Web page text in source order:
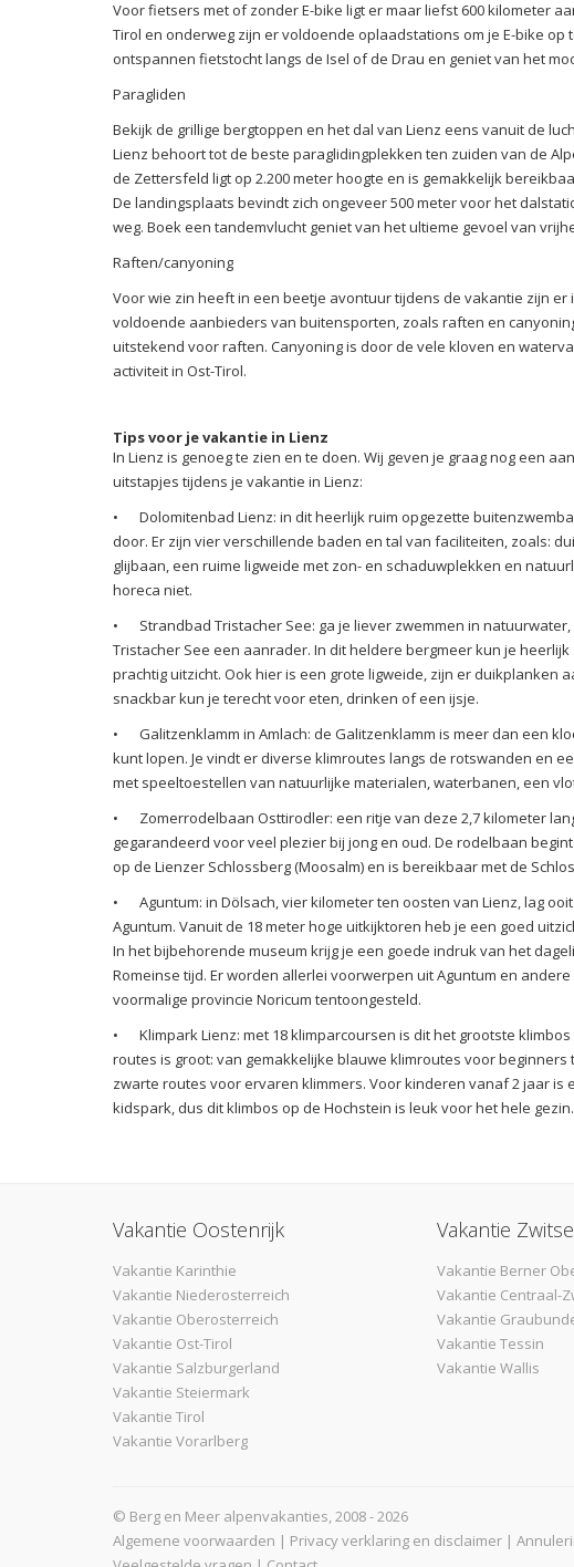
Voor fietsers met of zonder E-bike ligt er maar liefst 600 kilometer
Tirol en onderweg zijn er voldoende oplaadstations om je E-bike op
ontspannen fietstocht langs de Isel of de Drau en geniet van het
Paragliden
Bekijk de grillige bergtoppen en het dal van Lienz eens vanuit de
Lienz behoort tot de beste paraglidingplekken ten zuiden van de
de Zettersfeld ligt op 2.200 meter hoogte en is gemakkelijk
De landingsplaats bevindt zich ongeveer 500 meter voor het
weg. Boek een tandemvlucht geniet van het ultieme gevoel van
Raften/canyoning
Voor wie zin heeft in een beetje avontuur tijdens de vakantie zijn er
voldoende aanbieders van buitensporten, zoals raften en
uitstekend voor raften. Canyoning is door de vele kloven en
activiteit in Ost-Tirol.
Tips voor je vakantie in Lienz
In Lienz is genoeg te zien en te doen. Wij geven je graag nog een
uitstapjes tijdens je vakantie in Lienz:
•
Dolomitenbad Lienz: in dit heerlijk ruim opgezette
door. Er zijn vier verschillende baden en tal van faciliteiten, zoals:
glijbaan, een ruime ligweide met zon- en schaduwplekken en
horeca niet.
•
Strandbad Tristacher See: ga je liever zwemmen in
Tristacher See een aanrader. In dit heldere bergmeer kun je heerlijk
prachtig uitzicht. Ook hier is een grote ligweide, zijn er duikplanken
snackbar kun je terecht voor eten, drinken of een ijsje.
•
Galitzenklamm in Amlach: de Galitzenklamm is meer dan een
kunt lopen. Je vindt er diverse klimroutes langs de rotswanden en
met speeltoestellen van natuurlijke materialen, waterbanen, een
•
Zomerrodelbaan Osttirodler: een ritje van deze 2,7 kilometer
gegarandeerd voor veel plezier bij jong en oud. De rodelbaan
op de Lienzer Schlossberg (Moosalm) en is bereikbaar met de
•
Aguntum: in Dölsach, vier kilometer ten oosten van Lienz, lag
Aguntum. Vanuit de 18 meter hoge uitkijktoren heb je een goed
In het bijbehorende museum krijg je een goede indruk van het
Romeinse tijd. Er worden allerlei voorwerpen uit Aguntum en
voormalige provincie Noricum tentoongesteld.
•
Klimpark Lienz: met 18 klimparcoursen is dit het grootste
routes is groot: van gemakkelijke blauwe klimroutes voor beginners
zwarte routes voor ervaren klimmers. Voor kinderen vanaf 2 jaar is
kidspark, dus dit klimbos op de Hochstein is leuk voor het hele gezin.
Vakantie Oostenrijk
Vakantie Karinthie
Vakantie Niederosterreich
Vakantie Oberosterreich
Vakantie Ost-Tirol
Vakantie Salzburgerland
Vakantie Steiermark
Vakantie Tirol
Vakantie Vorarlberg
Vakantie
Vakantie Berner
Vakantie Centraal-
Vakantie
Vakantie Tessin
Vakantie Wallis
© Berg en Meer alpenvakanties, 2008 - 2026
Algemene voorwaarden | Privacy verklaring en disclaimer |